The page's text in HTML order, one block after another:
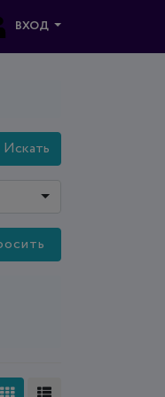
ВХОД
Искать